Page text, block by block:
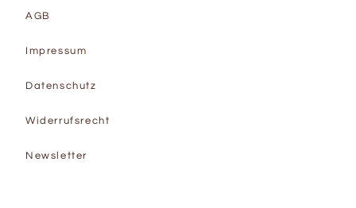
AGB
Impressum
Datenschutz
Widerrufsrecht
Newsletter